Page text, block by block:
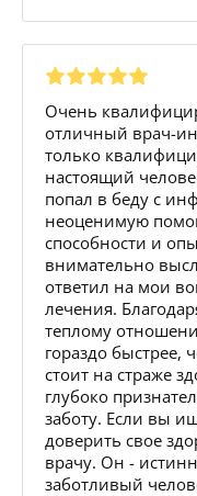
Очень
отличный врач-
только
настоящий
попал в беду с
неоценимую
способности и
внимательно
ответил на мои
лечения.
теплому
гораздо быстрее,
стоит на страже
глубоко
заботу. Если вы
доверить свое
врачу. Он -
заботливый